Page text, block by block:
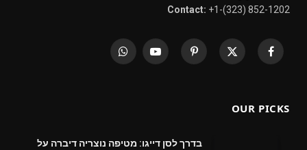
Contact: +1-(323) 852-1202
Facebook
X
Pinterest
YouTube
WhatsApp
OUR PICKS
בדרך לסן דייגו: מטיפה נוצריה דיברה על